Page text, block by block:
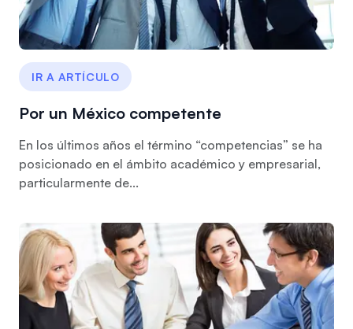
IR A ARTÍCULO
Por un México competente
En los últimos años el término “competencias” se ha
posicionado en el ámbito académico y empresarial,
particularmente de...